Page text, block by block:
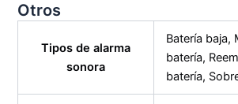
Otros
Tipos de alarma
sonora
Batería baja,
batería,
batería,